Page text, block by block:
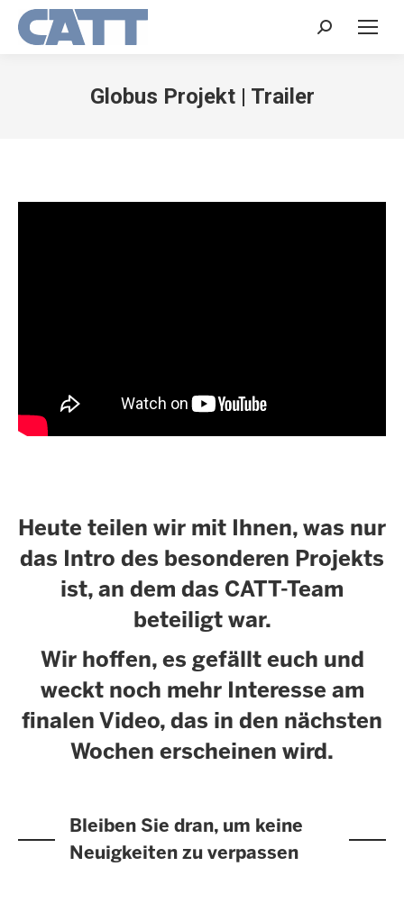
Search:
Globus Projekt | Trailer
Heute teilen wir mit Ihnen, was nur
das Intro des besonderen Projekts
ist, an dem das CATT-Team
beteiligt war.
Wir hoffen, es gefällt euch und
weckt noch mehr Interesse am
finalen Video, das in den nächsten
Wochen erscheinen wird.
Bleiben Sie dran, um keine
Neuigkeiten zu verpassen